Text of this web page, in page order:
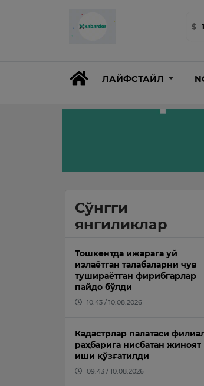
$
ЛАЙФСТАЙЛ
Сўнгги
янгиликлар
Тошкентда ижарага уй
излаётган талабаларни чув
тушираётган фирибгарлар
пайдо бўлди
10:43 / 10.08.2026
Кадастрлар палатаси
раҳбарига нисбатан жиноят
иши қўзғатилди
09:43 / 10.08.2026